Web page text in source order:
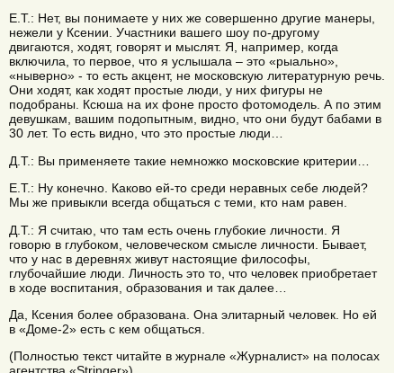
Е.Т.: Нет, вы понимаете у них же совершенно другие манеры,
нежели у Ксении. Участники вашего шоу по-другому
двигаются, ходят, говорят и мыслят. Я, например, когда
включила, то первое, что я услышала – это «рыально»,
«ныверно» - то есть акцент, не московскую литературную речь.
Они ходят, как ходят простые люди, у них фигуры не
подобраны. Ксюша на их фоне просто фотомодель. А по этим
девушкам, вашим подопытным, видно, что они будут бабами в
30 лет. То есть видно, что это простые люди…
Д.Т.: Вы применяете такие немножко московские критерии…
Е.Т.: Ну конечно. Каково ей-то среди неравных себе людей?
Мы же привыкли всегда общаться с теми, кто нам равен.
Д.Т.: Я считаю, что там есть очень глубокие личности. Я
говорю в глубоком, человеческом смысле личности. Бывает,
что у нас в деревнях живут настоящие философы,
глубочайшие люди. Личность это то, что человек приобретает
в ходе воспитания, образования и так далее…
Да, Ксения более образована. Она элитарный человек. Но ей
в «Доме-2» есть с кем общаться.
(Полностью текст читайте в журнале «Журналист» на полосах